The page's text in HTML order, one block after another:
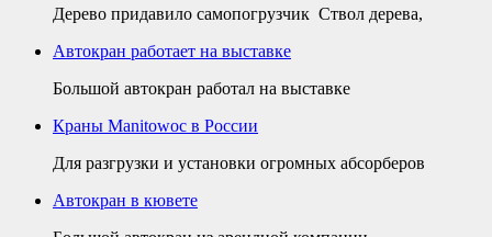
Дерево придавило самопогрузчик Ствол дерева,
Автокран работает на выставке
Большой автокран работал на выставке
Краны Manitowoc в России
Для разгрузки и установки огромных абсорберов
Автокран в кювете